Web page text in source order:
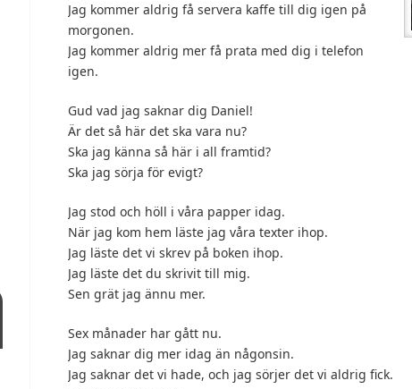
Jag kommer aldrig få servera kaffe till dig igen på
morgonen.
Jag kommer aldrig mer få prata med dig i telefon
igen.
Gud vad jag saknar dig Daniel!
Är det så här det ska vara nu?
Ska jag känna så här i all framtid?
Ska jag sörja för evigt?
Jag stod och höll i våra papper idag.
När jag kom hem läste jag våra texter ihop.
Jag läste det vi skrev på boken ihop.
Jag läste det du skrivit till mig.
Sen grät jag ännu mer.
Sex månader har gått nu.
Jag saknar dig mer idag än någonsin.
Jag saknar det vi hade, och jag sörjer det vi aldrig fick.